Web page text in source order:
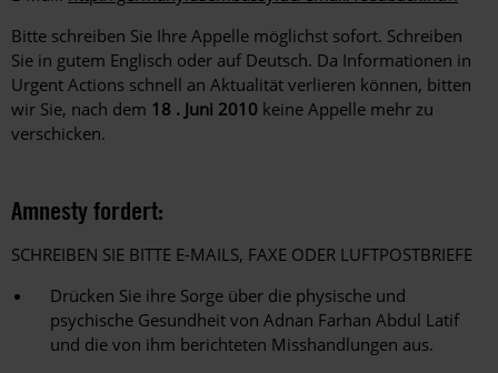
Bitte schreiben Sie Ihre Appelle möglichst sofort. Schreiben
Sie in gutem Englisch oder auf Deutsch. Da Informationen in
Urgent Actions schnell an Aktualität verlieren können, bitten
wir Sie, nach dem 18 . Juni 2010 keine Appelle mehr zu
verschicken.
Amnesty fordert:
SCHREIBEN SIE BITTE E-MAILS, FAXE ODER LUFTPOSTBRIEFE
Drücken Sie ihre Sorge über die physische und
psychische Gesundheit von Adnan Farhan Abdul Latif
und die von ihm berichteten Misshandlungen aus.